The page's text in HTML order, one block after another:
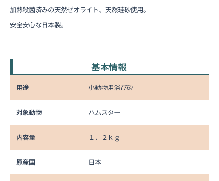
加熱殺菌済みの天然ゼオライト、天然珪砂使用。
安全安心な日本製。
基本情報
用途 小動物用浴び砂
対象動物 ハムスター
内容量 １．２ｋｇ
原産国 日本